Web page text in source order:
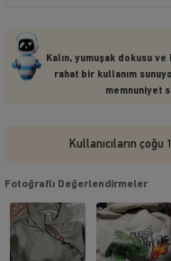
Kalın, yumuşak dokusu
rahat bir kullanım
memnuniyet
Kullanıcıların
Fotoğraflı Değerlendirmeler